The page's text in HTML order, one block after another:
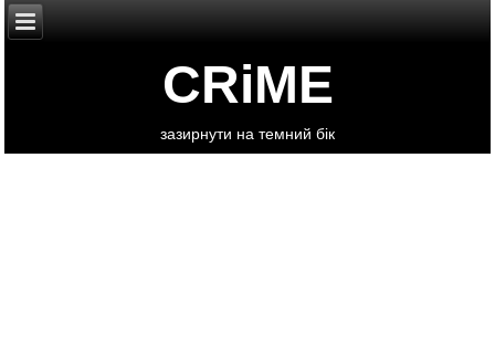
CRiME
зазирнути на темний бік